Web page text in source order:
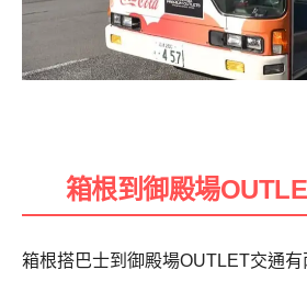
箱根到御殿場
箱根搭巴士到御殿場OUTLET交通有